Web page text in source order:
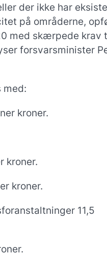
der ikke har
på områderne,
med skærpede krav
forsvarsminister
med:
kroner.
kroner.
kroner.
11,5